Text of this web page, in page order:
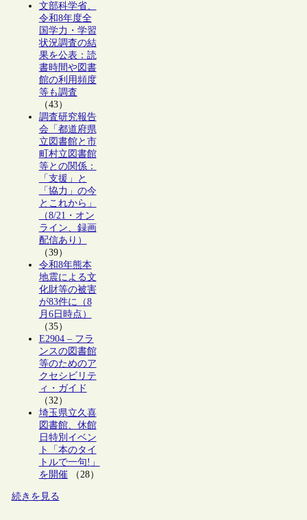
文部科学省、
令和8年度全
国学力・学習
状況調査の結
果を公表：読
書時間や図書
館の利用頻度
等も調査
（43）
調査研究報告
会「都道府県
立図書館と市
町村立図書館
等との関係：
「支援」と
「協力」の今
とこれから」
（8/21・オン
ライン、録画
配信あり）
（39）
令和8年熊本
地震による文
化財等の被害
が83件に（8
月6日時点）
（35）
E2904 – フラ
ンスの図書館
等のためのア
クセシビリテ
ィ・ガイド
（32）
埼玉県立久喜
図書館、休館
日特別イベン
ト「本のタイ
トルで一句!」
を開催（28）
続きを見る